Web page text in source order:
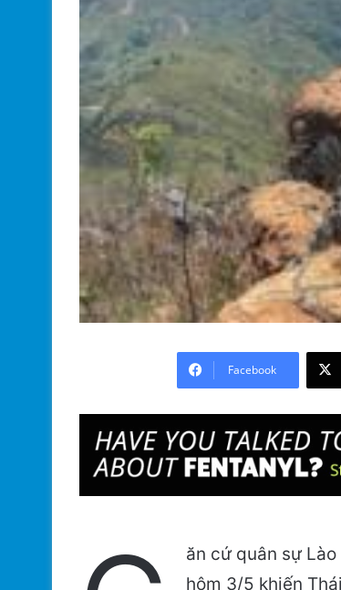
Facebook
ăn cứ quân sự
hôm 3/5 khiến